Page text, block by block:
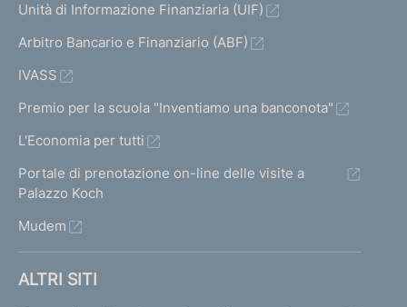
Unità di Informazione Finanziaria (UIF)
Arbitro Bancario e Finanziario (ABF)
IVASS
Premio per la scuola "Inventiamo una banconota"
L'Economia per tutti
Portale di prenotazione on-line delle visite a
Palazzo Koch
Mudem
ALTRI SITI